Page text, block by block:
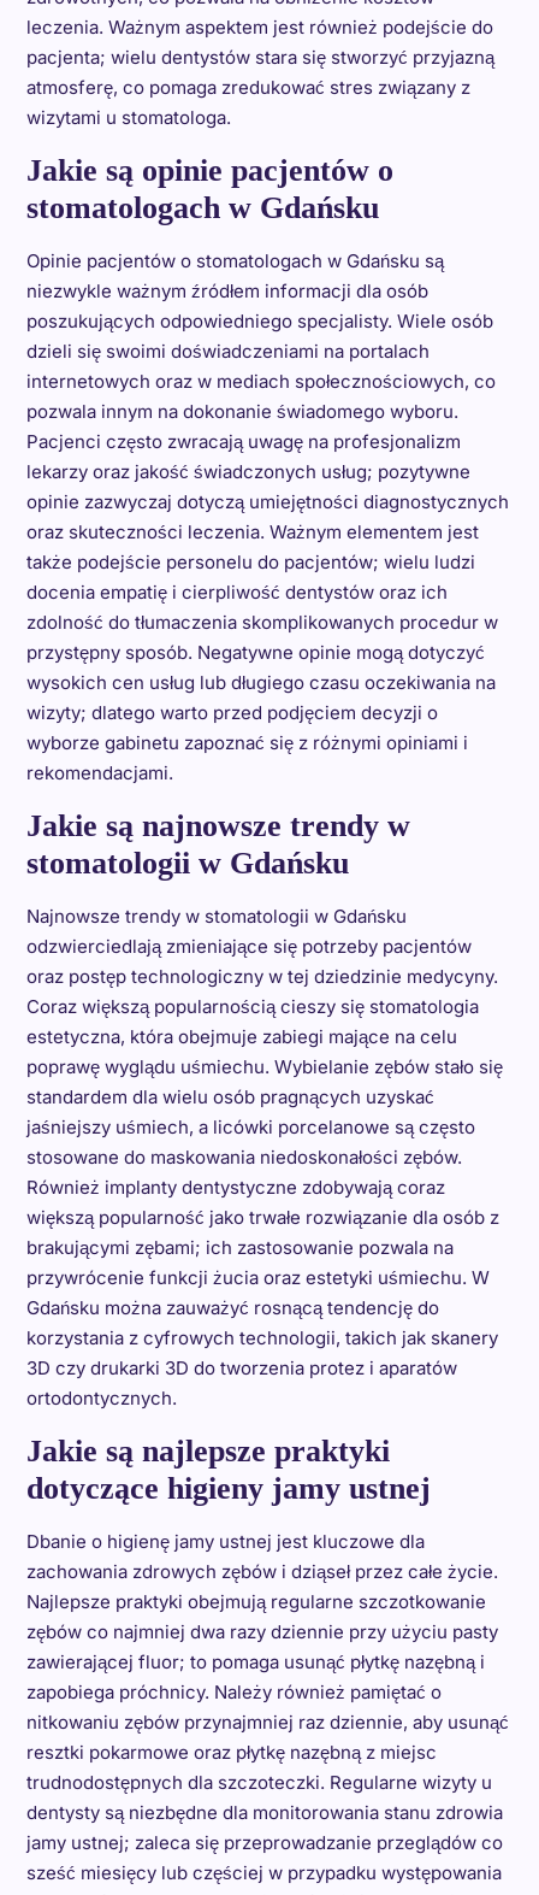
leczenia. Ważnym aspektem jest również podejście do
pacjenta; wielu dentystów stara się stworzyć przyjazną
atmosferę, co pomaga zredukować stres związany z
wizytami u stomatologa.
Jakie są opinie pacjentów o
stomatologach w Gdańsku
Opinie pacjentów o stomatologach w Gdańsku są
niezwykle ważnym źródłem informacji dla osób
poszukujących odpowiedniego specjalisty. Wiele osób
dzieli się swoimi doświadczeniami na portalach
internetowych oraz w mediach społecznościowych, co
pozwala innym na dokonanie świadomego wyboru.
Pacjenci często zwracają uwagę na profesjonalizm
lekarzy oraz jakość świadczonych usług; pozytywne
opinie zazwyczaj dotyczą umiejętności diagnostycznych
oraz skuteczności leczenia. Ważnym elementem jest
także podejście personelu do pacjentów; wielu ludzi
docenia empatię i cierpliwość dentystów oraz ich
zdolność do tłumaczenia skomplikowanych procedur w
przystępny sposób. Negatywne opinie mogą dotyczyć
wysokich cen usług lub długiego czasu oczekiwania na
wizyty; dlatego warto przed podjęciem decyzji o
wyborze gabinetu zapoznać się z różnymi opiniami i
rekomendacjami.
Jakie są najnowsze trendy w
stomatologii w Gdańsku
Najnowsze trendy w stomatologii w Gdańsku
odzwierciedlają zmieniające się potrzeby pacjentów
oraz postęp technologiczny w tej dziedzinie medycyny.
Coraz większą popularnością cieszy się stomatologia
estetyczna, która obejmuje zabiegi mające na celu
poprawę wyglądu uśmiechu. Wybielanie zębów stało się
standardem dla wielu osób pragnących uzyskać
jaśniejszy uśmiech, a licówki porcelanowe są często
stosowane do maskowania niedoskonałości zębów.
Również implanty dentystyczne zdobywają coraz
większą popularność jako trwałe rozwiązanie dla osób z
brakującymi zębami; ich zastosowanie pozwala na
przywrócenie funkcji żucia oraz estetyki uśmiechu. W
Gdańsku można zauważyć rosnącą tendencję do
korzystania z cyfrowych technologii, takich jak skanery
3D czy drukarki 3D do tworzenia protez i aparatów
ortodontycznych.
Jakie są najlepsze praktyki
dotyczące higieny jamy ustnej
Dbanie o higienę jamy ustnej jest kluczowe dla
zachowania zdrowych zębów i dziąseł przez całe życie.
Najlepsze praktyki obejmują regularne szczotkowanie
zębów co najmniej dwa razy dziennie przy użyciu pasty
zawierającej fluor; to pomaga usunąć płytkę nazębną i
zapobiega próchnicy. Należy również pamiętać o
nitkowaniu zębów przynajmniej raz dziennie, aby usunąć
resztki pokarmowe oraz płytkę nazębną z miejsc
trudnodostępnych dla szczoteczki. Regularne wizyty u
dentysty są niezbędne dla monitorowania stanu zdrowia
jamy ustnej; zaleca się przeprowadzanie przeglądów co
sześć miesięcy lub częściej w przypadku występowania